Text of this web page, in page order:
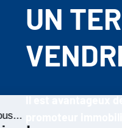
UN
Il est avantageux
promoteur